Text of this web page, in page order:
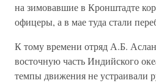
на зимовавшие в Кронштадте
офицеры, а в мае туда стали
К тому времени отряд А.Б.
восточную часть Индийского
темпы движения не устраивали